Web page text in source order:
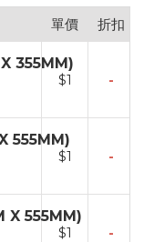
單價 折扣
355MM)
$1 -
555MM)
$1 -
X 555MM)
$1 -